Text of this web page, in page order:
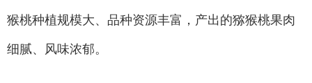
猴桃种植规模大、品种资源丰富，产出的猕猴桃果肉
细腻、风味浓郁。